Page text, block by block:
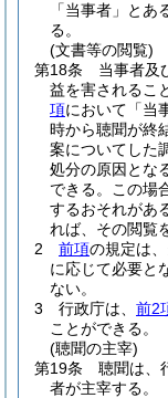
「当事者」と
る。
(文書等の閲覧)
第18条
当事者及
益を害されるこ
項において「当
時から聴聞が終
案についてした
処分の原因とな
できる。
この場
するおそれがあ
れば、その閲覧
2
前項の規定は
に応じて必要と
ない。
3
行政庁は、 前2
ことができる。
(聴聞の主宰)
第19条
聴聞は、
者が主宰する。